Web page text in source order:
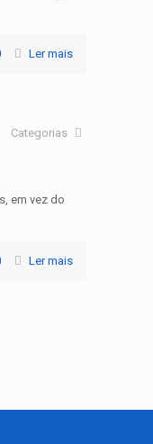
Ler mais
Categorias
em vez do
Ler mais